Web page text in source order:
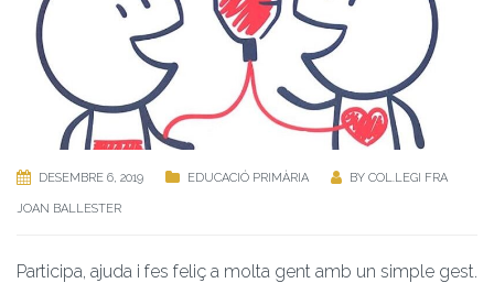
DESEMBRE 6, 2019 EDUCACIÓ PRIMÀRIA BY COL.LEGI FRA
JOAN BALLESTER
Participa, ajuda i fes feliç a molta gent amb un simple gest.